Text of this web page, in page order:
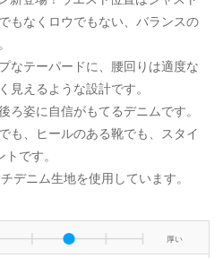
もなくロウでもない、バランスの
なテーパードに、腰回りは適度な
見えるような設計です。
ろ姿に自信がもてるデニムです。
も、ヒールのある靴でも、スタイ
です。
デニム生地を使用しています。
厚い